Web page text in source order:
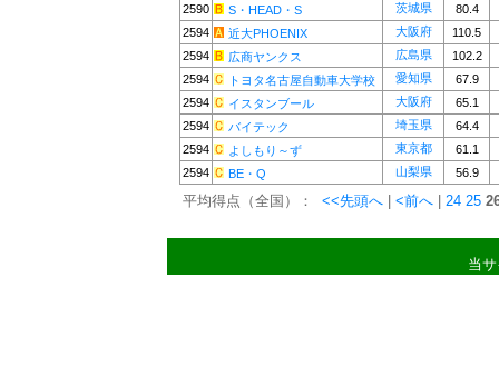
2590
S・HEAD・S 茨城県
80.4
2594
近大PHOENIX 大阪府
110.5
2594
広商ヤンクス 広島県
102.2
2594
トヨタ名古屋自動車大学校 愛知県
67.9
2594
イスタンブール 大阪府
65.1
2594
バイテック 埼玉県
64.4
2594
よしもり～ず 東京都
61.1
2594
BE・Q 山梨県 56.9
平均得点（全国）： <<先頭へ <前へ 24 25
当